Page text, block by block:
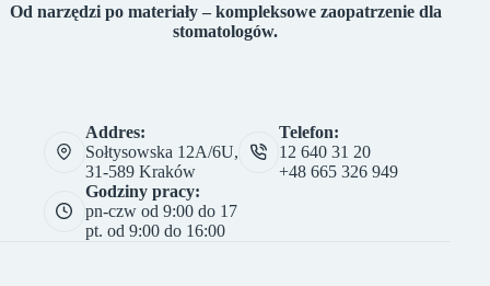
Od narzędzi po materiały – kompleksowe zaopatrzenie dla
stomatologów.
Addres:
Sołtysowska 12A/6U,
31-589 Kraków
Telefon:
12 640 31 20
+48 665 326 949
Godziny pracy:
pn-czw od 9:00 do 17
pt. od 9:00 do 16:00